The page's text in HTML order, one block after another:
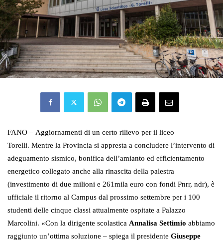
FANO – Aggiornamenti di un certo rilievo per il liceo
Torelli. Mentre la Provincia si appresta a concludere l’intervento di
adeguamento sismico, bonifica dell’amianto ed efficientamento
energetico collegato anche alla rinascita della palestra
(investimento di due milioni e 261mila euro con fondi Pnrr, ndr), è
ufficiale il ritorno al Campus dal prossimo settembre per i 100
studenti delle cinque classi attualmente ospitate a Palazzo
Marcolini. «Con la dirigente scolastica Annalisa Settimio abbiamo
raggiunto un’ottima soluzione – spiega il presidente Giuseppe